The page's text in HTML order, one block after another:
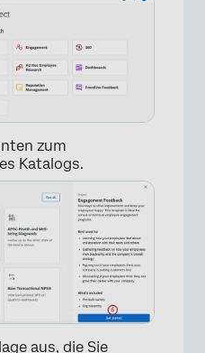
zum
Katalogs.
aus, die Sie